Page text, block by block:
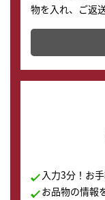
物を入れ、ご返
テムです。
配送でも簡単&
す。
入力3分！お
お品物の情報